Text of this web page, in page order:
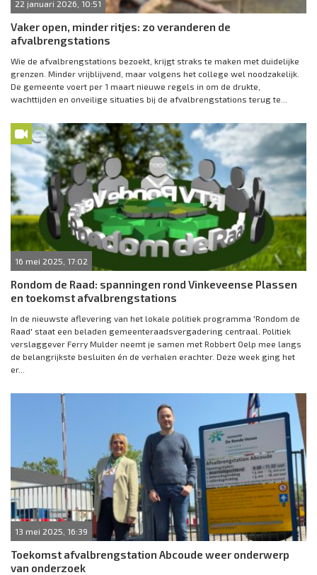
22 januari 2026, 10:51
Vaker open, minder ritjes: zo veranderen de
afvalbrengstations
Wie de afvalbrengstations bezoekt, krijgt straks te maken met duidelijke
grenzen. Minder vrijblijvend, maar volgens het college wel noodzakelijk.
De gemeente voert per 1 maart nieuwe regels in om de drukte,
wachttijden en onveilige situaties bij de afvalbrengstations terug te...
16 mei 2025, 17:02
Rondom de Raad: spanningen rond Vinkeveense Plassen
en toekomst afvalbrengstations
In de nieuwste aflevering van het lokale politiek programma 'Rondom de
Raad' staat een beladen gemeenteraadsvergadering centraal. Politiek
verslaggever Ferry Mulder neemt je samen met Robbert Oelp mee langs
de belangrijkste besluiten én de verhalen erachter. Deze week ging het
er...
13 mei 2025, 16:39
Toekomst afvalbrengstation Abcoude weer onderwerp
van onderzoek